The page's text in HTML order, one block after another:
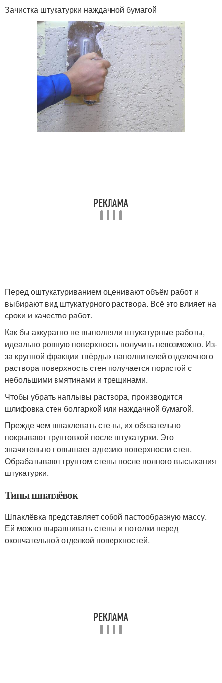
Зачистка штукатурки наждачной бумагой
Перед оштукатуриванием оценивают объём работ и
выбирают вид штукатурного раствора. Всё это влияет на
сроки и качество работ.
Как бы аккуратно не выполняли штукатурные работы,
идеально ровную поверхность получить невозможно. Из-
за крупной фракции твёрдых наполнителей отделочного
раствора поверхность стен получается пористой с
небольшими вмятинами и трещинами.
Чтобы убрать наплывы раствора, производится
шлифовка стен болгаркой или наждачной бумагой.
Прежде чем шпаклевать стены, их обязательно
покрывают грунтовкой после штукатурки. Это
значительно повышает адгезию поверхности стен.
Обрабатывают грунтом стены после полного высыхания
штукатурки.
Типы шпатлёвок
Шпаклёвка представляет собой пастообразную массу.
Ей можно выравнивать стены и потолки перед
окончательной отделкой поверхностей.